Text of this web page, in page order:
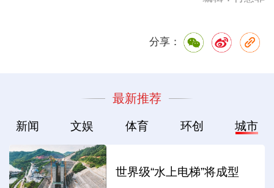
分享：
最新推荐
新闻 文娱 体育 环创 城市
世界级“水上电梯”将成型